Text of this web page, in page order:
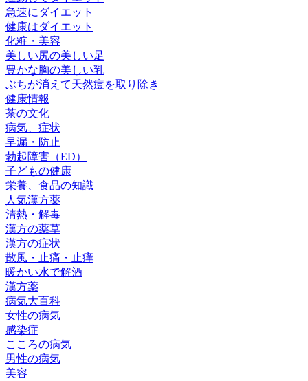
急速にダイエット
健康はダイエット
化粧・美容
美しい尻の美しい足
豊かな胸の美しい乳
ぶちが消えて天然痘を取り除き
健康情報
茶の文化
病気、症状
早漏・防止
勃起障害（ED）
子どもの健康
栄養、食品の知識
人気漢方薬
清熱・解毒
漢方の薬草
漢方の症状
散風・止痛・止痒
暖かい水で解酒
漢方薬
病気大百科
女性の病気
感染症
こころの病気
男性の病気
美容